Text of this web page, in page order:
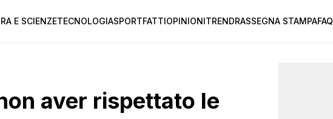
E SCIENZETECNOLOGIASPORTFATTIOPINIONITRENDRASSEGNA STAMPAFAQ
aver rispettato le